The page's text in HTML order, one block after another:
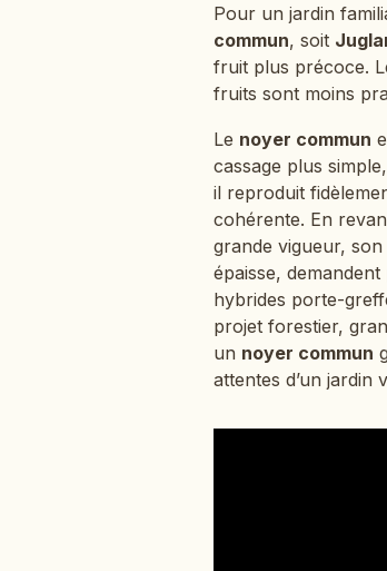
Pour un jardin
commun, soit
fruit plus précoce.
fruits sont moins
Le noyer commun
cassage plus
il reproduit
cohérente. En
grande vigueur,
épaisse, demandent
hybrides porte-
projet forestier,
un noyer commun
attentes d’un jardin